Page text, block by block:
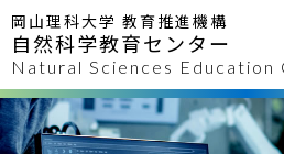
岡山理科大学 教育推進機構
自然科学教育センター
Natural Sciences Education